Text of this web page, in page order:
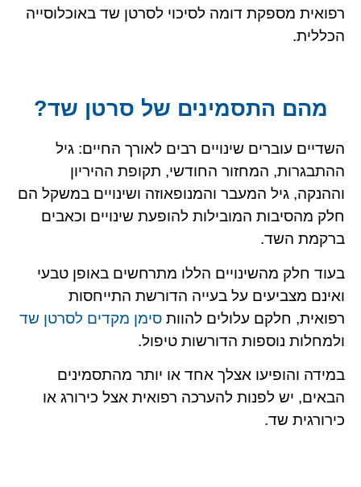
רפואית מספקת דומה לסיכוי לסרטן שד באוכלוסייה
הכללית.
מהם התסמינים של סרטן שד?
השדיים עוברים שינויים רבים לאורך החיים: גיל
ההתבגרות, המחזור החודשי, תקופת ההיריון
וההנקה, גיל המעבר והמנופאוזה ושינויים במשקל הם
חלק מהסיבות המובילות להופעת שינויים וכאבים
ברקמת השד.
בעוד חלק מהשינויים הללו מתרחשים באופן טבעי
ואינם מצביעים על בעייה הדורשת התייחסות
רפואית, חלקם עלולים להוות סימן מקדים לסרטן שד
ולמחלות נוספות הדורשות טיפול.
במידה והופיעו אצלך אחד או יותר מהתסמינים
הבאים, יש לפנות להערכה רפואית אצל כירורג או
כירורגית שד.